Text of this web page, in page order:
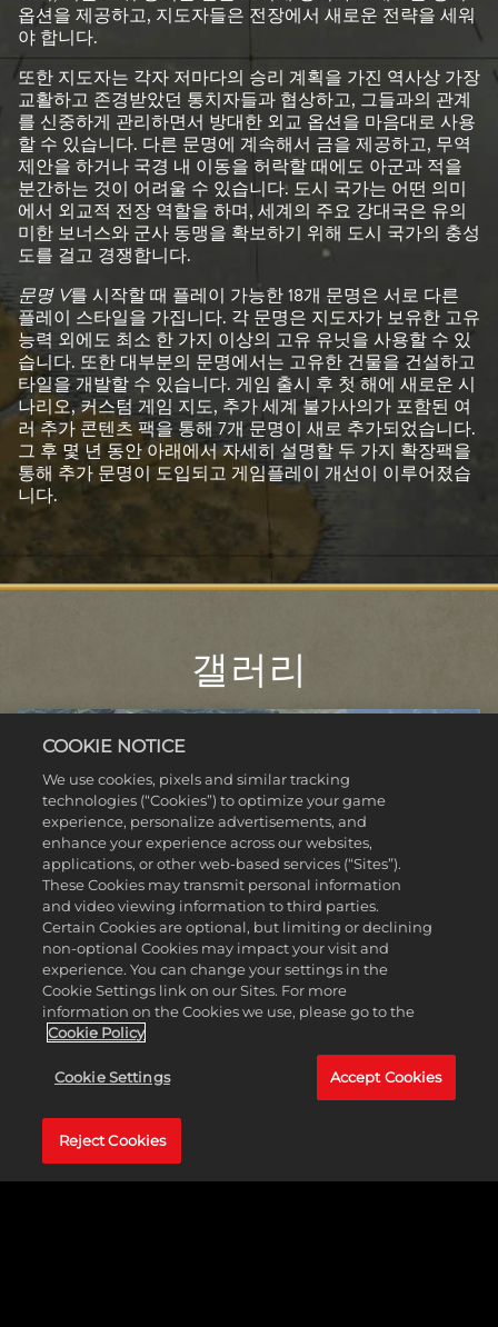
옵션을 제공하고, 지도자들은 전장에서 새로운 전략을 세워
야 합니다.
또한 지도자는 각자 저마다의 승리 계획을 가진 역사상 가장
교활하고 존경받았던 통치자들과 협상하고, 그들과의 관계
를 신중하게 관리하면서 방대한 외교 옵션을 마음대로 사용
할 수 있습니다. 다른 문명에 계속해서 금을 제공하고, 무역
제안을 하거나 국경 내 이동을 허락할 때에도 아군과 적을
분간하는 것이 어려울 수 있습니다. 도시 국가는 어떤 의미
에서 외교적 전장 역할을 하며, 세계의 주요 강대국은 유의
미한 보너스와 군사 동맹을 확보하기 위해 도시 국가의 충성
도를 걸고 경쟁합니다.
문명 V를 시작할 때 플레이 가능한 18개 문명은 서로 다른
플레이 스타일을 가집니다. 각 문명은 지도자가 보유한 고유
능력 외에도 최소 한 가지 이상의 고유 유닛을 사용할 수 있
습니다. 또한 대부분의 문명에서는 고유한 건물을 건설하고
타일을 개발할 수 있습니다. 게임 출시 후 첫 해에 새로운 시
나리오, 커스텀 게임 지도, 추가 세계 불가사의가 포함된 여
러 추가 콘텐츠 팩을 통해 7개 문명이 새로 추가되었습니다.
그 후 몇 년 동안 아래에서 자세히 설명할 두 가지 확장팩을
통해 추가 문명이 도입되고 게임플레이 개선이 이루어졌습
니다.
갤러리
COOKIE NOTICE
We use cookies, pixels and similar tracking
technologies (“Cookies”) to optimize your game
experience, personalize advertisements, and
enhance your experience across our websites,
applications, or other web-based services (“Sites”).
These Cookies may transmit personal information
and video viewing information to third parties.
Certain Cookies are optional, but limiting or declining
non-optional Cookies may impact your visit and
experience. You can change your settings in the
Cookie Settings link on our Sites. For more
information on the Cookies we use, please go to the
Cookie Policy
Cookie Settings Accept Cookies
Reject Cookies